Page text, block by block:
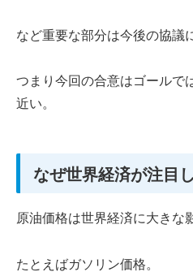
など重要な部分は今後の協議
つまり今回の合意はゴールで
近い。
なぜ世界経済が注目
原油価格は世界経済に大きな
たとえばガソリン価格。